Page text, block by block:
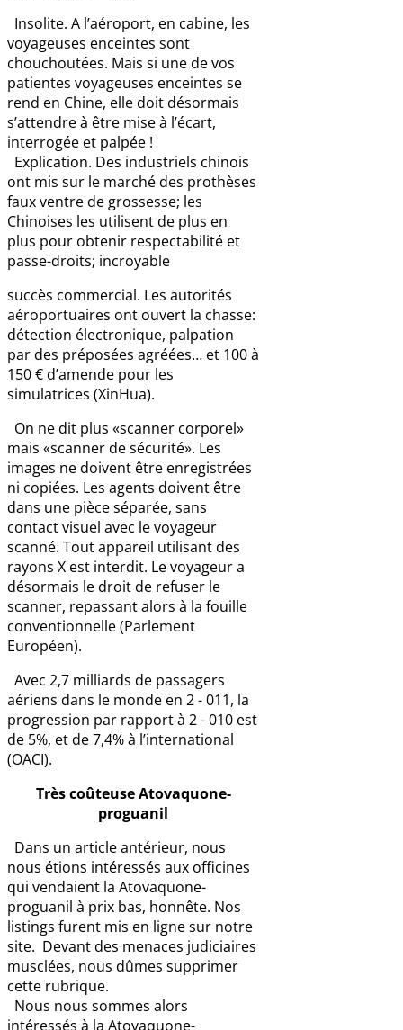
Insolite. A l’aéroport, en cabine, les
voyageuses enceintes sont
chouchoutées. Mais si une de vos
patientes voyageuses enceintes se
rend en Chine, elle doit désormais
s’attendre à être mise à l’écart,
interrogée et palpée !
Explication. Des industriels chinois
ont mis sur le marché des prothèses
faux ventre de grossesse; les
Chinoises les utilisent de plus en
plus pour obtenir respectabilité et
passe-droits; incroyable
succès commercial. Les autorités
aéroportuaires ont ouvert la chasse:
détection électronique, palpation
par des préposées agréées… et 100 à
150 € d’amende pour les
simulatrices (XinHua).
On ne dit plus «scanner corporel»
mais «scanner de sécurité». Les
images ne doivent être enregistrées
ni copiées. Les agents doivent être
dans une pièce séparée, sans
contact visuel avec le voyageur
scanné. Tout appareil utilisant des
rayons X est interdit. Le voyageur a
désormais le droit de refuser le
scanner, repassant alors à la fouille
conventionnelle (Parlement
Européen).
Avec 2,7 milliards de passagers
aériens dans le monde en 2 - 011, la
progression par rapport à 2 - 010 est
de 5%, et de 7,4% à l’international
(OACI).
Très coûteuse Atovaquone-
proguanil
Dans un article antérieur, nous
nous étions intéressés aux officines
qui vendaient la Atovaquone-
proguanil à prix bas, honnête. Nos
listings furent mis en ligne sur notre
site. Devant des menaces judiciaires
musclées, nous dûmes supprimer
cette rubrique.
Nous nous sommes alors
intéressés à la Atovaquone-